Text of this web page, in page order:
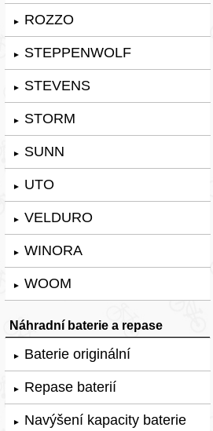
► ROZZO
► STEPPENWOLF
► STEVENS
► STORM
► SUNN
► UTO
► VELDURO
► WINORA
► WOOM
Náhradní baterie a repase
► Baterie originální
► Repase baterií
► Navýšení kapacity baterie